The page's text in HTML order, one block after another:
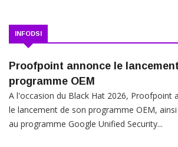
INFODSI
Proofpoint annonce le
programme OEM
A l'occasion du Black Hat 2026, Proofpoint
le lancement de son programme OEM,
au programme Google Unified Security...